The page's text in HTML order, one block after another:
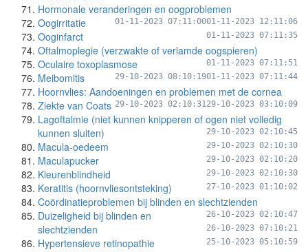
Hormonale veranderingen en oogproblemen
01-11-2023 12:11:06
Oogirritatie 01-11-2023 07:11:00
Ooginfarct 01-11-2023 07:11:35
Oftalmoplegie (verzwakte of verlamde oogspieren)
01-11-2023 07:11:51
Oculaire toxoplasmose
01-11-2023 07:11:44
Meibomitis 29-10-2023 08:10:19
Hoornvlies: Aandoeningen en problemen met de cornea
29-10-2023 03:10:09
Ziekte van Coats 29-10-2023 02:10:31
Lagoftalmie (niet kunnen knipperen of ogen niet volledig
kunnen sluiten)
29-10-2023 02:10:45
Macula-oedeem 29-10-2023 02:10:30
Maculapucker 29-10-2023 02:10:20
Kleurenblindheid 29-10-2023 02:10:30
Keratitis (hoornvliesontsteking) 27-10-2023 01:10:02
Coördinatieproblemen bij blinden en slechtzienden
26-10-2023 02:10:47
Duizeligheid bij blinden en
slechtzienden
26-10-2023 07:10:21
Hypertensieve retinopathie 25-10-2023 05:10:59